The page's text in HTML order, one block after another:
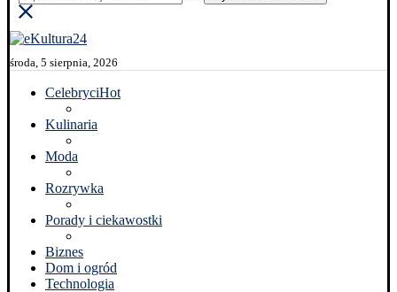
środa, 5 sierpnia, 2026
CelebryciHot
Kulinaria
Moda
Rozrywka
Porady i ciekawostki
Biznes
Dom i ogród
Technologia